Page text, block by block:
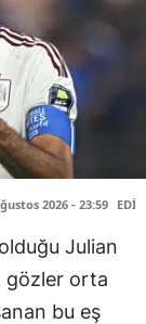
2026 - 23:59
Julian
gözler orta
bu eş